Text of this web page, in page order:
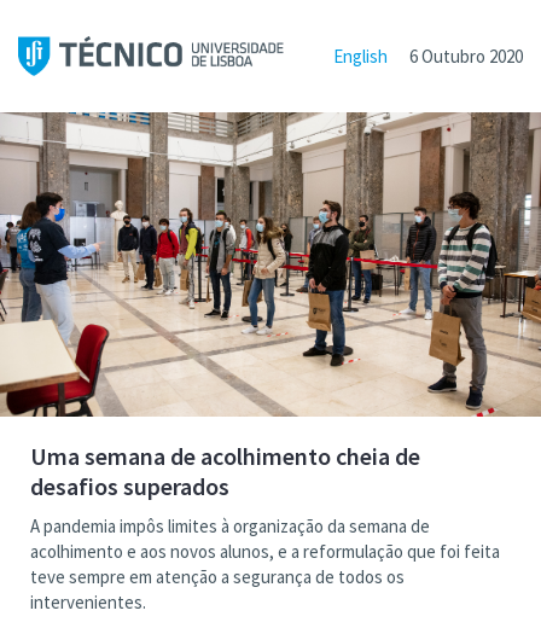
English 6 Outubro 2020
Uma semana de acolhimento cheia de
desafios superados
A pandemia impôs limites à organização da semana de
acolhimento e aos novos alunos, e a reformulação que foi feita
teve sempre em atenção a segurança de todos os
intervenientes.